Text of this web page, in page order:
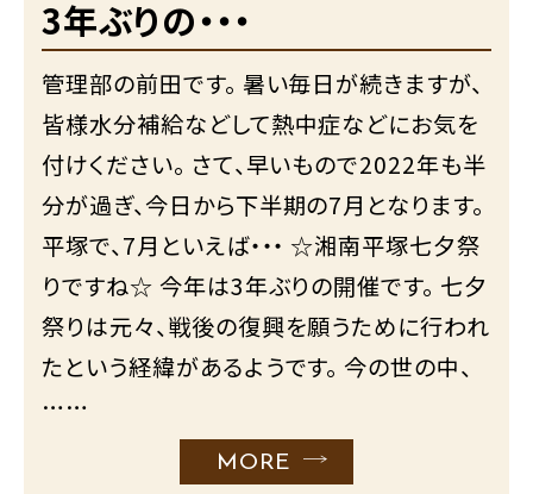
3年ぶりの・・・
管理部の前田です。 暑い毎日が続きますが、
皆様水分補給などして熱中症などにお気を
付けください。 さて、早いもので2022年も半
分が過ぎ、今日から下半期の7月となります。
平塚で、7月といえば・・・ ☆湘南平塚七夕祭
りですね☆ 今年は3年ぶりの開催です。 七夕
祭りは元々、戦後の復興を願うために行われ
たという経緯があるようです。 今の世の中、
……
MORE